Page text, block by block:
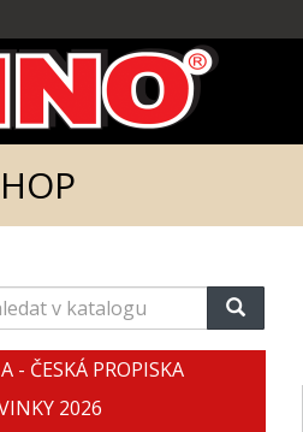
- ČESKÁ PROPISKA
2026